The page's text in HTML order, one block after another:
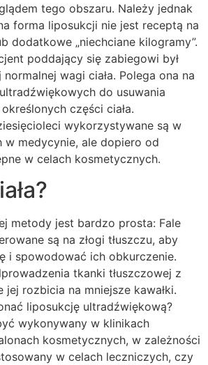
tego obszaru. Należy jednak
forma liposukcji nie jest receptą na
dodatkowe „niechciane kilogramy”.
poddający się zabiegowi był
wagi ciała. Polega ona na
do usuwania
części ciała.
wykorzystywane są w
w medycynie, ale dopiero od
w celach kosmetycznych.
metody jest bardzo prosta: Fale
są na złogi tłuszczu, aby
i spowodować ich obkurczenie.
tkanki tłuszczowej z
jej rozbicia na mniejsze kawałki.
liposukcję ultradźwiękową?
wykonywany w klinikach
kosmetycznych, w zależności
w celach leczniczych, czy